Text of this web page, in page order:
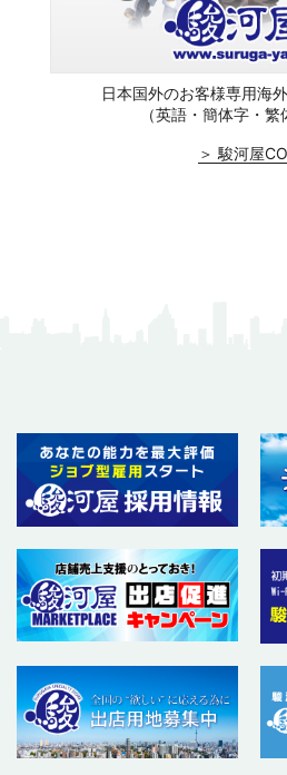
日本国外のお客様専用海
（英語・簡体字・繁
＞ 駿河屋